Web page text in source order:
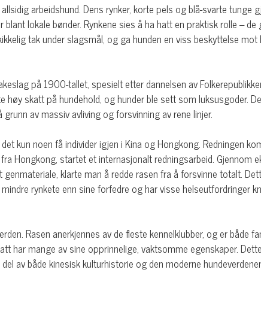
arbeidshund. Dens rynker, korte pels og blå-svarte tunge
lokale bønder. Rynkene sies å ha hatt en praktisk rolle –
tak under slagsmål, og ga hunden en viss beskyttelse mot
på 1900-tallet, spesielt etter dannelsen av
skatt på hundehold, og hunder ble sett som luksusgoder.
av massiv avliving og forsvinning av rene linjer.
kun noen få individer igjen i Kina og Hongkong. Redningen
Hongkong, startet et internasjonalt redningsarbeid. Gjennom
klarte man å redde rasen fra å forsvinne totalt.
rynkete enn sine forfedre og har visse helseutfordringer
Rasen anerkjennes av de fleste kennelklubber, og er både
har mange av sine opprinnelige, vaktsomme egenskaper.
av både kinesisk kulturhistorie og den moderne